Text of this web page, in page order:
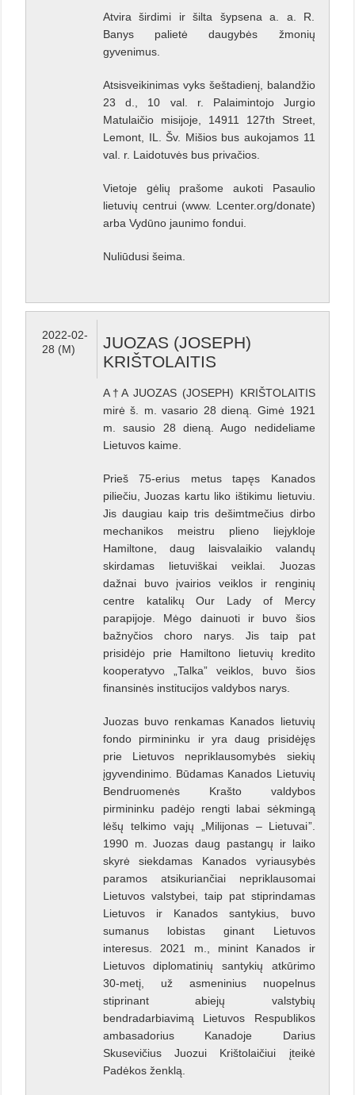
Atvira širdimi ir šilta šypsena a. a. R.
Banys palietė daugybės žmonių
gyvenimus.
Atsisveikinimas vyks šeštadienį, balandžio
23 d., 10 val. r. Palaimintojo Jurgio
Matulaičio misijoje, 14911 127th Street,
Lemont, IL. Šv. Mišios bus aukojamos 11
val. r. Laidotuvės bus privačios.
Vietoje gėlių prašome aukoti Pasaulio
lietuvių centrui (www. Lcenter.org/donate)
arba Vydūno jaunimo fondui.
Nuliūdusi šeima.
2022-02-
28 (M)
JUOZAS (JOSEPH)
KRIŠTOLAITIS
A†A JUOZAS (JOSEPH) KRIŠTOLAITIS
mirė š. m. vasario 28 dieną. Gimė 1921
m. sausio 28 dieną. Augo nedideliame
Lietuvos kaime.
Prieš 75-erius metus tapęs Kanados
piliečiu, Juozas kartu liko ištikimu lietuviu.
Jis daugiau kaip tris dešimtmečius dirbo
mechanikos meistru plieno liejykloje
Hamiltone, daug laisvalaikio valandų
skirdamas lietuviškai veiklai. Juozas
dažnai buvo įvairios veiklos ir renginių
centre katalikų Our Lady of Mercy
parapijoje. Mėgo dainuoti ir buvo šios
bažnyčios choro narys. Jis taip pat
prisidėjo prie Hamiltono lietuvių kredito
kooperatyvo „Talka” veiklos, buvo šios
finansinės institucijos valdybos narys.
Juozas buvo renkamas Kanados lietuvių
fondo pirmininku ir yra daug prisidėjęs
prie Lietuvos nepriklausomybės siekių
įgyvendinimo. Būdamas Kanados Lietuvių
Bendruomenės Krašto valdybos
pirmininku padėjo rengti labai sėkmingą
lėšų telkimo vajų „Milijonas – Lietuvai”.
1990 m. Juozas daug pastangų ir laiko
skyrė siekdamas Kanados vyriausybės
paramos atsikuriančiai nepriklausomai
Lietuvos valstybei, taip pat stiprindamas
Lietuvos ir Kanados santykius, buvo
sumanus lobistas ginant Lietuvos
interesus. 2021 m., minint Kanados ir
Lietuvos diplomatinių santykių atkūrimo
30-metį, už asmeninius nuopelnus
stiprinant abiejų valstybių
bendradarbiavimą Lietuvos Respublikos
ambasadorius Kanadoje Darius
Skusevičius Juozui Krištolaičiui įteikė
Padėkos ženklą.